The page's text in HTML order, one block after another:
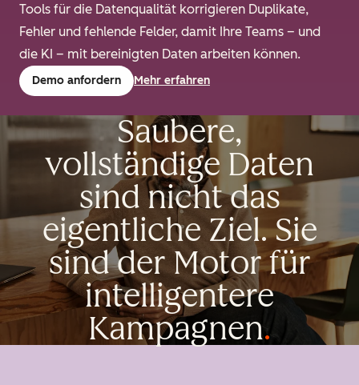
Tools für die Datenqualität korrigieren Duplikate,
Fehler und fehlende Felder, damit Ihre Teams – und
die KI – mit bereinigten Daten arbeiten können.
Demo anfordern Mehr erfahren
Saubere,
vollständige Daten
sind nicht das
eigentliche Ziel. Sie
sind der Motor für
intelligentere
Kampagnen.